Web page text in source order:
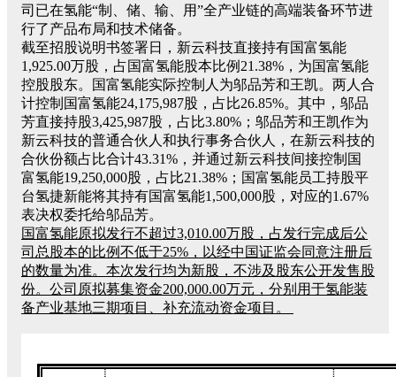
司已在氢能“制、储、输、用”全产业链的高端装备环节进
行了产品布局和技术储备。
截至招股说明书签署日，新云科技直接持有国富氢能
1,925.00万股，占国富氢能股本比例21.38%，为国富氢能
控股股东。国富氢能实际控制人为邬品芳和王凯。两人合
计控制国富氢能24,175,987股，占比26.85%。其中，邬品
芳直接持股3,425,987股，占比3.80%；邬品芳和王凯作为
新云科技的普通合伙人和执行事务合伙人，在新云科技的
合伙份额占比合计43.31%，并通过新云科技间接控制国
富氢能19,250,000股，占比21.38%；国富氢能员工持股平
台氢捷新能将其持有国富氢能1,500,000股，对应的1.67%
表决权委托给邬品芳。
国富氢能原拟发行不超过3,010.00万股，占发行完成后公
司总股本的比例不低于25%，以经中国证监会同意注册后
的数量为准。本次发行均为新股，不涉及股东公开发售股
份。公司原拟募集资金200,000.00万元，分别用于氢能装
备产业基地三期项目、补充流动资金项目。